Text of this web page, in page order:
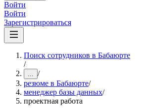
Войти
Войти
Зарегистрироваться
Поиск сотрудников в Бабаюрте
/
... /
резюме в Бабаюрте/
менеджер базы данных/
проектная работа